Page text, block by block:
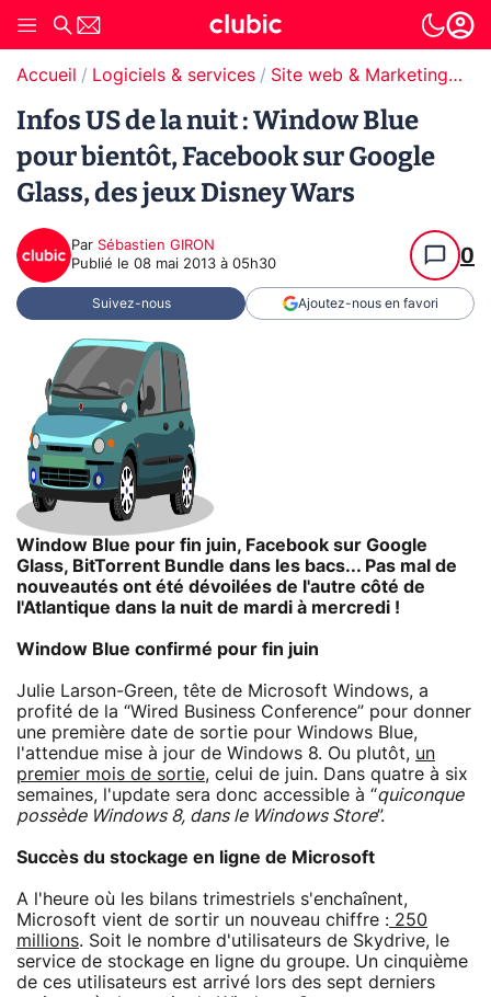
Accueil Logiciels & services Site web & Marketing Digital
Infos US de la nuit : Window Blue
pour bientôt, Facebook sur Google
Glass, des jeux Disney Wars
Par Sébastien GIRON
Publié le 08 mai 2013 à 05h30 0
Suivez-nous Ajoutez-nous en favori
Window Blue pour fin juin, Facebook sur Google
Glass, BitTorrent Bundle dans les bacs... Pas mal de
nouveautés ont été dévoilées de l'autre côté de
l'Atlantique dans la nuit de mardi à mercredi !
Window Blue confirmé pour fin juin
Julie Larson-Green, tête de Microsoft Windows, a
profité de la “Wired Business Conference” pour donner
une première date de sortie pour Windows Blue,
l'attendue mise à jour de Windows 8. Ou plutôt, un
premier mois de sortie, celui de juin. Dans quatre à six
semaines, l'update sera donc accessible à “quiconque
possède Windows 8, dans le Windows Store”.
Succès du stockage en ligne de Microsoft
A l'heure où les bilans trimestriels s'enchaînent,
Microsoft vient de sortir un nouveau chiffre : 250
millions. Soit le nombre d'utilisateurs de Skydrive, le
service de stockage en ligne du groupe. Un cinquième
de ces utilisateurs est arrivé lors des sept derniers